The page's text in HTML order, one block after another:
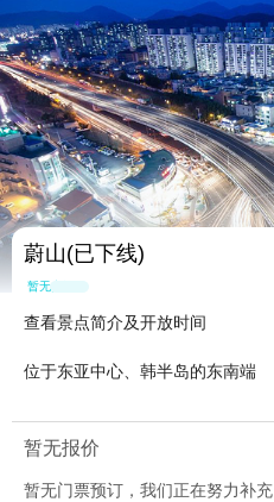
蔚山(已下线)
暂无点评
查看景点简介及开放时间
位于东亚中心、韩半岛的东南端
暂无报价
暂无门票预订，我们正在努力补充
